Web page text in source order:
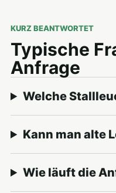
KURZ BEANTWORTET
Typische
Anfrage
Welche
Kann man alte
Wie läuft die